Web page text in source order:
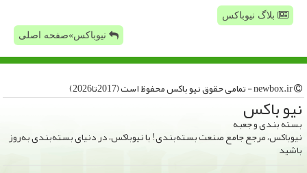
بلاگ نیوباکس
نیوباکس»صفحه اصلی
نیو باكس
بسته بندی و جعبه
نیوباکس، مرجع جامع صنعت بسته‌بندی! با نیوباکس، در دنیای بسته‌بندی به‌روز
باشید